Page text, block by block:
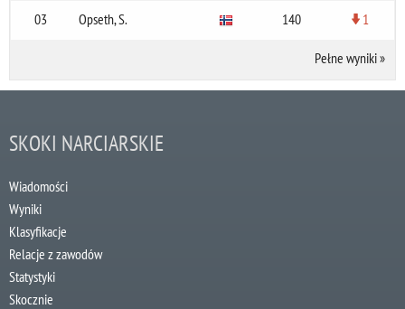
03 Opseth, S. 140 1
Pełne wyniki»
SKOKI NARCIARSKIE
Wiadomości
Wyniki
Klasyfikacje
Relacje z zawodów
Statystyki
Skocznie